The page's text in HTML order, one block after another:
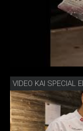
VIDEO KAI SPECIAL